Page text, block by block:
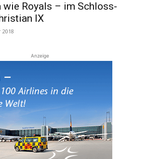
wie Royals – im Schloss-
IX
Anzeige